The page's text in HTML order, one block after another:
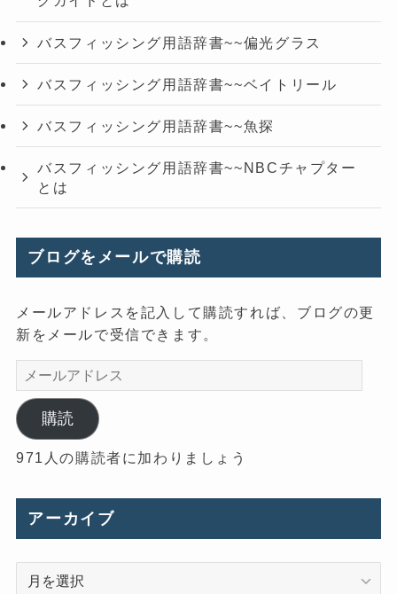
バスフィッシング用語辞書~~偏光グラス
バスフィッシング用語辞書~~ベイトリール
バスフィッシング用語辞書~~魚探
バスフィッシング用語辞書~~NBCチャプター
とは
ブログをメールで購読
メールアドレスを記入して購読すれば、ブログの更
新をメールで受信できます。
メ
ー
ル
ア
ド
ス
購読
971人の購読者に加わりましょう
アーカイブ